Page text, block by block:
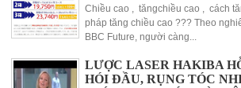
Chiều cao , tăngchiều cao , cách
pháp tăng chiều cao ??? Theo
BBC Future, người càng...
LƯỢC LASER HAKIBA
HÓI ĐẦU, RỤNG TÓC